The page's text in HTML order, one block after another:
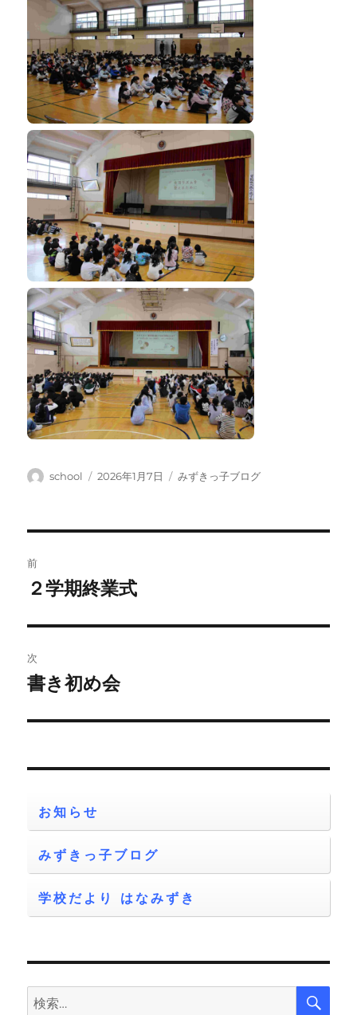
投
school
投
2026年1月7日
カ
みずきっ子ブログ
稿
ビ
ゲ
ー
ン
前
前
投
稿:
２学期終業式
次
次
投
書き初め会
お知らせ
みずきっ子ブログ
学校だより はなみずき
検
検